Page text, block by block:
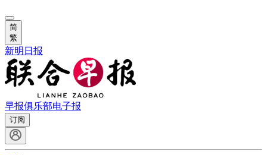
简
繁
新明日报
早报俱乐部电子报
订阅